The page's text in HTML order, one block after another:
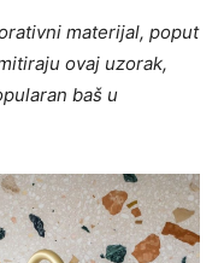
materijal, poput
ovaj uzorak,
baš u